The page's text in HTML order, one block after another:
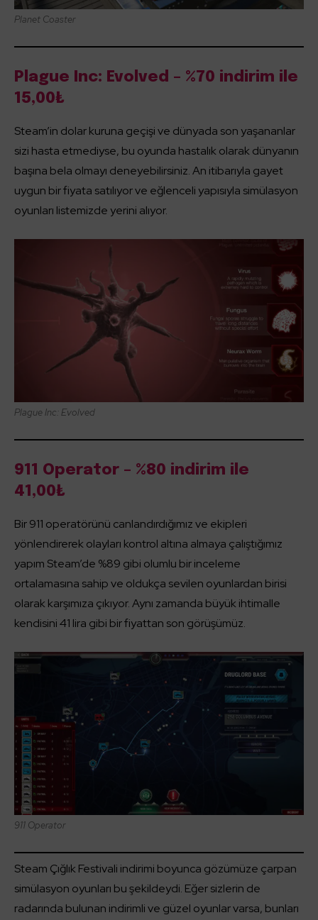
Planet Coaster
Plague Inc: Evolved – %70 indirim ile
15,00₺
Steam’in dolar kuruna geçişi ve dünyada son yaşananlar
sizi hasta etmediyse, bu oyunda hastalık olarak dünyanın
başına bela olmayı deneyebilirsiniz. An itibarıyla gayet
uygun bir fiyata satılıyor ve eğlenceli yapısıyla simülasyon
oyunları listemizde yerini alıyor.
Plague Inc: Evolved
911 Operator – %80 indirim ile
41,00₺
Bir 911 operatörünü canlandırdığımız ve ekipleri
yönlendirerek olayları kontrol altına almaya çalıştığımız
yapım Steam’de %89 gibi olumlu bir inceleme
ortalamasına sahip ve oldukça sevilen oyunlardan birisi
olarak karşımıza çıkıyor. Aynı zamanda büyük ihtimalle
kendisini 41 lira gibi bir fiyattan son görüşümüz.
911 Operator
Steam Çığlık Festivali indirimi boyunca gözümüze çarpan
simülasyon oyunları bu şekildeydi. Eğer sizlerin de
radarında bulunan indirimli ve güzel oyunlar varsa, bunları